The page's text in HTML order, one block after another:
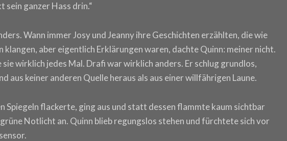
sein ganzer Hass drin.“
Wann immer Josy und Jeanny ihre Geschichten erzählten, die wie
klangen, aber eigentlich Erklärungen waren, dachte Quinn: meiner nicht.
sie wirklich jedes Mal. Drafi war wirklich anders. Er schlug grundlos,
aus keiner anderen Quelle heraus als aus einer willfährigen Laune.
Spiegeln flackerte, ging aus und statt dessen flammte kaum sichtbar
Notlicht an. Quinn blieb regungslos stehen und fürchtete sich vor